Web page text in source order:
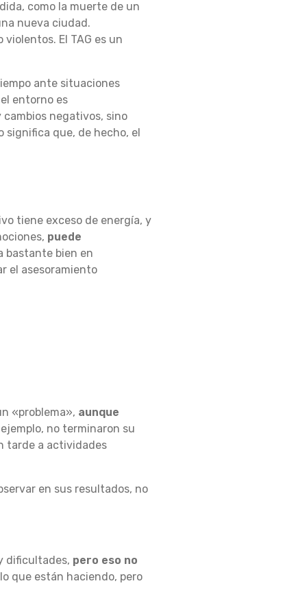
como la muerte de un
nueva ciudad.
El TAG es un
ante situaciones
entorno es
negativos, sino
significa que, de hecho, el
tiene exceso de energía, y
puede
bastante bien en
el asesoramiento
«problema», aunque
no terminaron su
tarde a actividades
en sus resultados, no
dificultades, pero eso no
que están haciendo, pero